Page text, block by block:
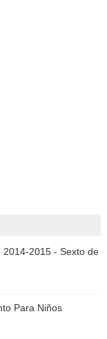
2014-2015 - Sexto de
Para Niños